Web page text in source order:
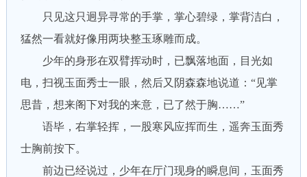
只见这只迥异寻常的手掌，掌心碧绿，掌背洁白，
猛然一看就好像用两块整玉琢雕而成。
少年的身形在双臂挥动时，已飘落地面，目光如
电，扫视玉面秀士一眼，然后又阴森森地说道：“见掌
思昔，想来阁下对我的来意，已了然于胸……”
语毕，右掌轻挥，一股寒风应挥而生，遥奔玉面秀
士胸前按下。
前边已经说过，少年在厅门现身的瞬息间，玉面秀